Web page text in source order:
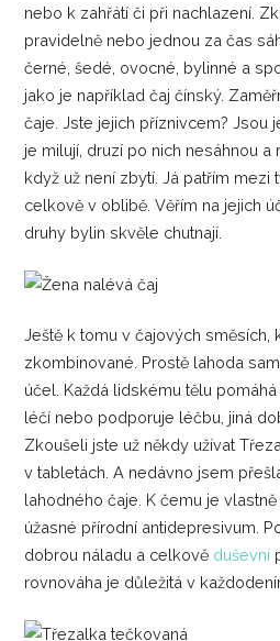
nebo k zahřátí či při nachlazení.
pravidelně nebo jednou za čas
černé, šedé, ovocné, bylinné a
jako je například čaj čínský.
čaje. Jste jejich příznivcem? Jsou
je milují, druzí po nich nesáhnou a
když už není zbytí. Já patřím mezi
celkově v oblibě. Věřím na jejich
druhy bylin skvěle chutnají.
Ještě k tomu v čajových směsích,
zkombinované. Prostě lahoda
účel. Každá lidskému tělu
léčí nebo podporuje léčbu, jiná
Zkoušeli jste už někdy užívat
v tabletách. A nedávno jsem
lahodného čaje. K čemu je
úžasné přírodní antidepresivum.
dobrou náladu a celkově duševní
rovnováha je důležitá v